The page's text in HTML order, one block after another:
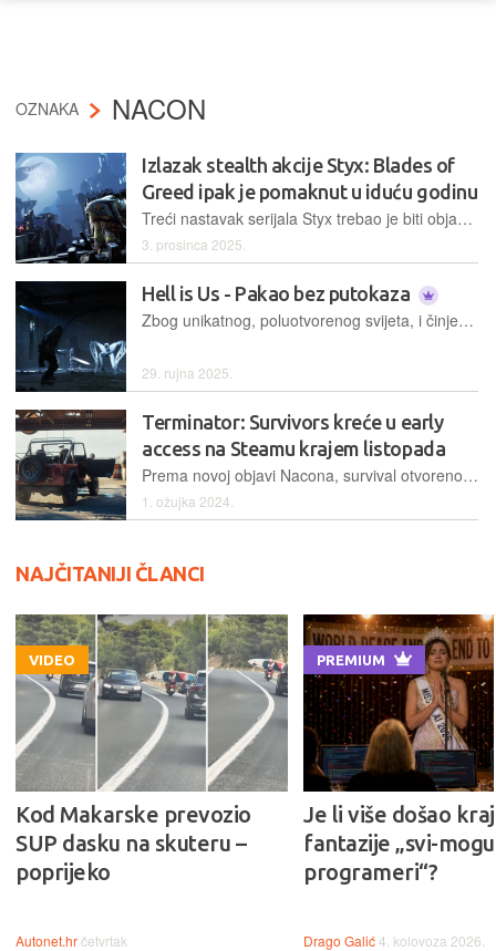
OZNAKA NACON
Izlazak stealth akcije Styx: Blades of
Greed ipak je pomaknut u iduću godinu
Treći nastavak serijala Styx trebao je biti objavljen ove godine, no kako je kraj blizu, developerima nije preostalo ništa drugo nego objaviti vijest o odgodi
3. prosinca 2025.
Hell is Us - Pakao bez putokaza
Zbog unikatnog, poluotvorenog svijeta, i činjenice da igrači moraju sami voditi bilješke o napretku, Hell is Us u najavama je zvučao unikatno, pa je vrijeme da provjerimo što nas to očekuje u tom paklenom ostvarenju
29. rujna 2025.
Terminator: Survivors kreće u early
access na Steamu krajem listopada
Prema novoj objavi Nacona, survival otvorenog svijeta Terminator: Survivors ćemo imati priliku zaigrati u razvojnoj inačici 24. listopada ukoliko se do tada ništa ne promijeni
1. ožujka 2024.
NAJČITANIJI ČLANCI
VIDEO
Kod Makarske prevozio
SUP dasku na skuteru –
poprijeko
Autonet.hrčetvrtak
PREMIUM
Je li više došao kraj
fantazije „svi-
programeri“?
Drago Galić4. kolovoza 2026.